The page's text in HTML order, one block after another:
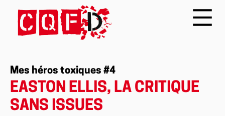
Mes héros toxiques #4
EASTON ELLIS, LA CRITIQUE
SANS ISSUES